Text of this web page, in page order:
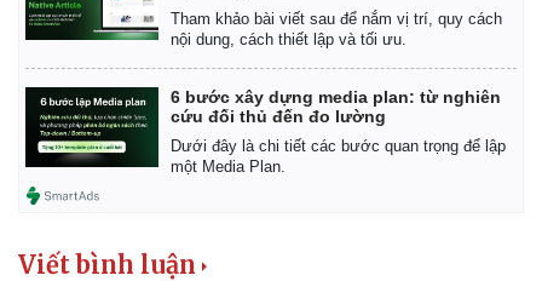
Tham khảo bài viết sau để nắm vị trí, quy cách
nội dung, cách thiết lập và tối ưu.
6 bước xây dựng media plan: từ nghiên
cứu đối thủ đến đo lường
Dưới đây là chi tiết các bước quan trọng để lập
một Media Plan.
Viết bình luận